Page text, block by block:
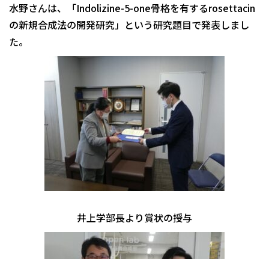
水野さんは、「Indolizine-5-one骨格を有するrosettacin
の新規合成法の開発研究」という研究題目で発表しまし
た。
井上学部長より賞状の授与